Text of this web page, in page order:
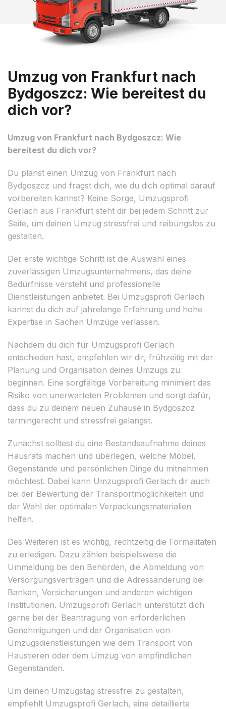
Umzug von Frankfurt nach
Bydgoszcz: Wie bereitest du
dich vor?
Umzug von Frankfurt nach Bydgoszcz: Wie
bereitest du dich vor?
Du planst einen Umzug von Frankfurt nach
Bydgoszcz und fragst dich, wie du dich optimal darauf
vorbereiten kannst? Keine Sorge, Umzugsprofi
Gerlach aus Frankfurt steht dir bei jedem Schritt zur
Seite, um deinen Umzug stressfrei und reibungslos zu
gestalten.
Der erste wichtige Schritt ist die Auswahl eines
zuverlässigen Umzugsunternehmens, das deine
Bedürfnisse versteht und professionelle
Dienstleistungen anbietet. Bei Umzugsprofi Gerlach
kannst du dich auf jahrelange Erfahrung und hohe
Expertise in Sachen Umzüge verlassen.
Nachdem du dich für Umzugsprofi Gerlach
entschieden hast, empfehlen wir dir, frühzeitig mit der
Planung und Organisation deines Umzugs zu
beginnen. Eine sorgfältige Vorbereitung minimiert das
Risiko von unerwarteten Problemen und sorgt dafür,
dass du zu deinem neuen Zuhause in Bydgoszcz
termingerecht und stressfrei gelangst.
Zunächst solltest du eine Bestandsaufnahme deines
Hausrats machen und überlegen, welche Möbel,
Gegenstände und persönlichen Dinge du mitnehmen
möchtest. Dabei kann Umzugsprofi Gerlach dir auch
bei der Bewertung der Transportmöglichkeiten und
der Wahl der optimalen Verpackungsmaterialien
helfen.
Des Weiteren ist es wichtig, rechtzeitig die Formalitäten
zu erledigen. Dazu zählen beispielsweise die
Ummeldung bei den Behörden, die Abmeldung von
Versorgungsverträgen und die Adressänderung bei
Banken, Versicherungen und anderen wichtigen
Institutionen. Umzugsprofi Gerlach unterstützt dich
gerne bei der Beantragung von erforderlichen
Genehmigungen und der Organisation von
Umzugsdienstleistungen wie dem Transport von
Haustieren oder dem Umzug von empfindlichen
Gegenständen.
Um deinen Umzugstag stressfrei zu gestalten,
empfiehlt Umzugsprofi Gerlach, eine detaillierte